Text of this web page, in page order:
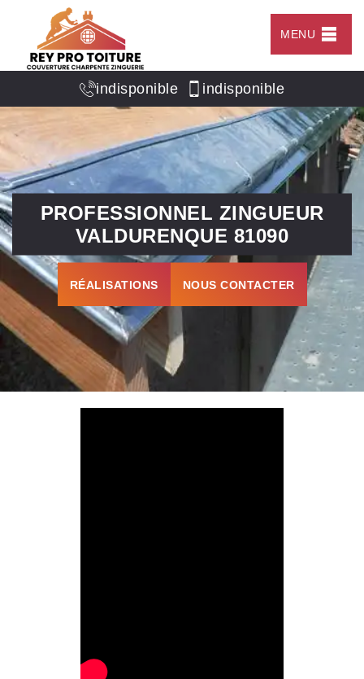
MENU
indisponible indisponible
PROFESSIONNEL ZINGUEUR
VALDURENQUE 81090
RÉALISATIONS NOUS CONTACTER